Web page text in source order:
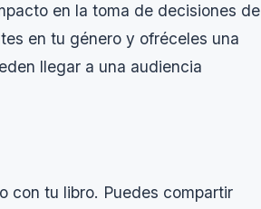
en la toma de decisiones de
en tu género y ofréceles una
llegar a una audiencia
con tu libro. Puedes compartir